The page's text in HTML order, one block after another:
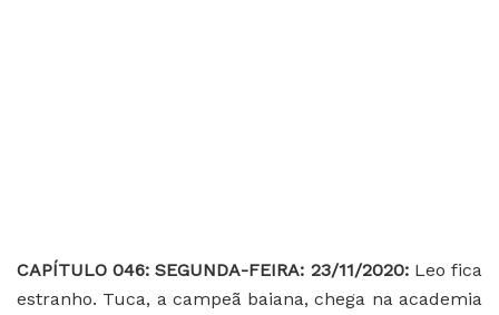
CAPÍTULO 046: SEGUNDA-FEIRA: 23/11/2020: Leo fica
estranho. Tuca, a campeã baiana, chega na academia